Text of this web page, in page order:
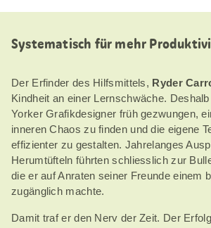
Systematisch für mehr
Der Erfinder des Hilfsmittels, Ryder
Kindheit an einer Lernschwäche.
Yorker Grafikdesigner früh gezwungen,
inneren Chaos zu finden und die eigene
effizienter zu gestalten. Jahrelanges
Herumtüfteln führten schliesslich zur
die er auf Anraten seiner Freunde einem
zugänglich machte.
Damit traf er den Nerv der Zeit. Der